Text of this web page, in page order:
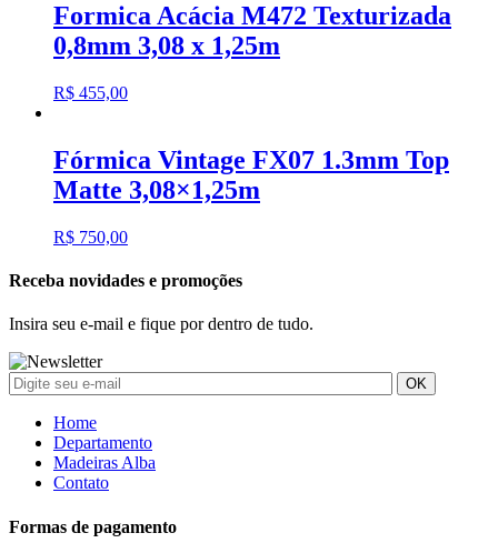
Formica Acácia M472 Texturizada
0,8mm 3,08 x 1,25m
R$ 455,00
Fórmica Vintage FX07 1.3mm Top
Matte 3,08×1,25m
R$ 750,00
Receba novidades e promoções
Insira seu e-mail e fique por dentro de tudo.
Home
Departamento
Madeiras Alba
Contato
Formas de pagamento